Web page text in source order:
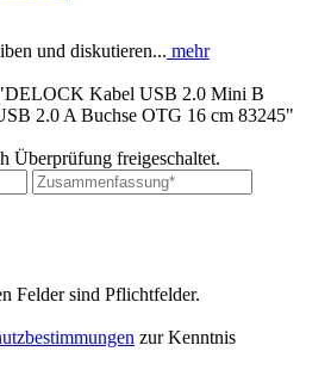
und diskutieren... mehr
Kabel USB 2.0 Mini B
2.0 A Buchse OTG 16 cm 83245"
Überprüfung freigeschaltet.
Felder sind Pflichtfelder.
zur Kenntnis